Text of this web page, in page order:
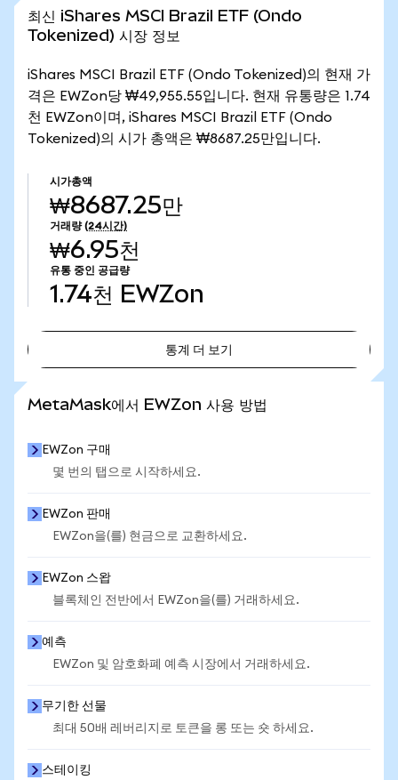
최신 iShares MSCI Brazil ETF (Ondo
Tokenized) 시장 정보
iShares MSCI Brazil ETF (Ondo Tokenized)의 현재 가
격은 EWZon당 ₩49,955.55입니다. 현재 유통량은 1.74
천 EWZon이며, iShares MSCI Brazil ETF (Ondo
Tokenized)의 시가 총액은 ₩8687.25만입니다.
시가총액
₩8687.25만
거래량 (24시간)
₩6.95천
유통 중인 공급량
1.74천 EWZon
통계 더 보기
MetaMask에서 EWZon 사용 방법
EWZon 구매
몇 번의 탭으로 시작하세요.
EWZon 판매
EWZon을(를) 현금으로 교환하세요.
EWZon 스왑
블록체인 전반에서 EWZon을(를) 거래하세요.
예측
EWZon 및 암호화폐 예측 시장에서 거래하세요.
무기한 선물
최대 50배 레버리지로 토큰을 롱 또는 숏 하세요.
스테이킹